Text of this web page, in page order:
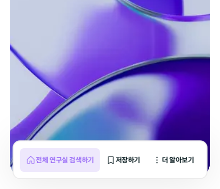
전체 연구실 검색하기 저장하기 더 알아보기